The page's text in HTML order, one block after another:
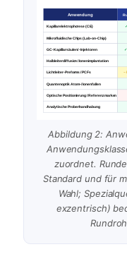
Anwendung
Kapillarelektrophorese (CE)
Mikrofluidische Chips (Lab-on-Chip)
GC-Kapillarsäulen / -Injektoren ✓
Halbleiterdiffusion / Ionenimplantation
Lichtleiter-Preforms / PCFs ~
Quantenoptik Atom- / Ionenfallen
Optische Positionierung / Referenzmarken
Analytische Probenhandhabung
Abbildung 2:
zuordnet.
Standard und für
Wahl;
exzentrisch)